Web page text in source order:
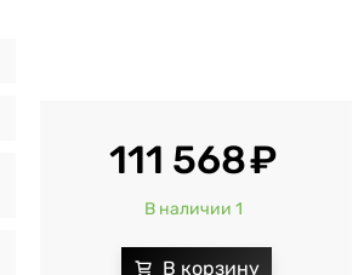
111 568
В наличии 1